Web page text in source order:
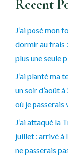
Recent
J’ai posé mon
dormir au frais :
plus une seule
J’ai planté ma
un soir d’août
où je passerais
J’ai attaqué la
juillet : arrivé à
ne passerais